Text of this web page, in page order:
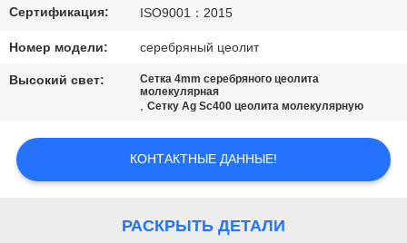
СЛУЧАИ
PRIVACY
Сертификация: ISO9001：2015
Номер модели: серебряный цеолит
Высокий свет:
Сетка 4mm серебряного цеолита
молекулярная
,Сетку Ag Sc400 цеолита молекулярную
КОНТАКТНЫЕ ДАННЫЕ!
РАСКРЫТЬ ДЕТАЛИ